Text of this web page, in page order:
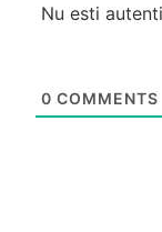
Nu esti
0 COMMENTS